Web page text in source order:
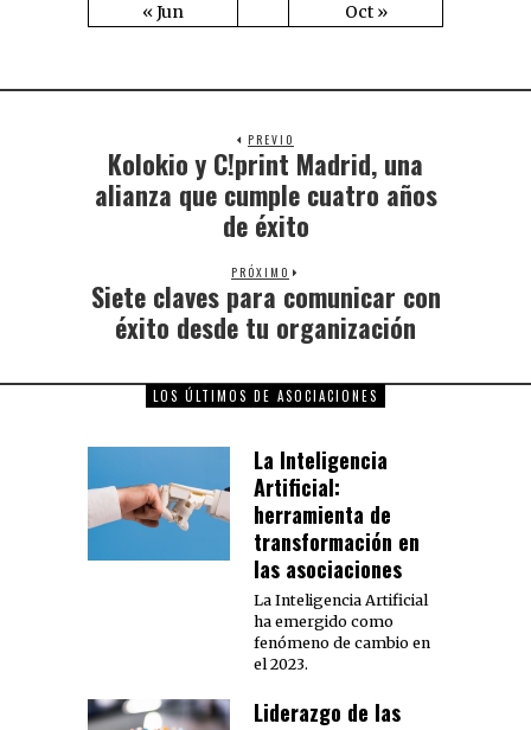
« Jun Oct »
PREVIO
Kolokio y C!print Madrid, una
alianza que cumple cuatro años
de éxito
PRÓXIMO
Siete claves para comunicar con
éxito desde tu organización
LOS ÚLTIMOS DE ASOCIACIONES
La Inteligencia
Artificial:
herramienta de
transformación en
las asociaciones
La Inteligencia Artificial
ha emergido como
fenómeno de cambio en
el 2023.
Liderazgo de las